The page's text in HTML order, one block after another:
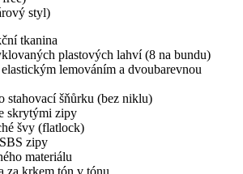
styl)
tkanina
plastových lahví (8 na bundu)
lemováním a dvoubarevnou
stahovací šňůrku (bez niklu)
skrytými zipy
švy (flatlock)
zipy
materiálu
za krkem tón v tónu